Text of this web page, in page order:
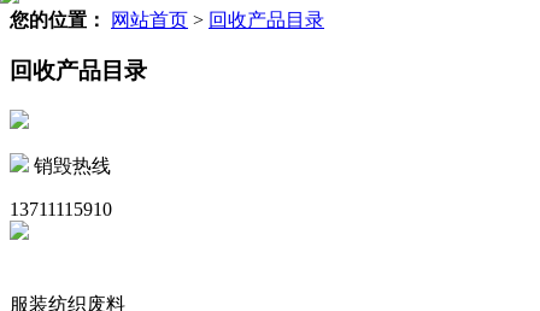
您的位置： 网站首页 > 回收产品目录
回收产品目录
销毁热线
13711115910
服装纺织废料